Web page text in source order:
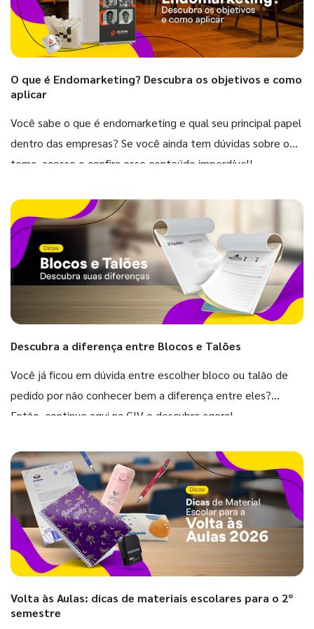
O que é Endomarketing? Descubra os objetivos e como
aplicar
Você sabe o que é endomarketing e qual seu principal papel
dentro das empresas? Se você ainda tem dúvidas sobre o
tema, acesse e confira esse conteúdo imperdível!
Descubra a diferença entre Blocos e Talões
Você já ficou em dúvida entre escolher bloco ou talão de
pedido por não conhecer bem a diferença entre eles?
Então, continue aqui na GIV e descubra agora!
Volta às Aulas: dicas de materiais escolares para o 2º
semestre